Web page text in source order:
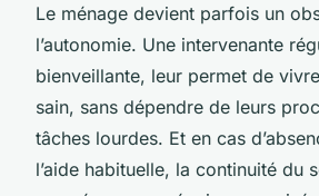
Le ménage devient parfois un
l’autonomie. Une intervenante
bienveillante, leur permet de
sain, sans dépendre de leurs
tâches lourdes. Et en cas
l’aide habituelle, la continuité du